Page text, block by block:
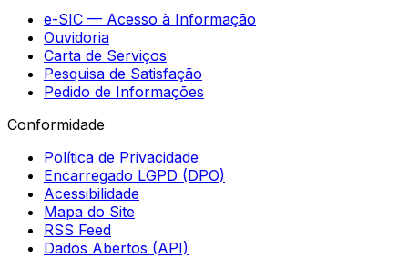
e-SIC — Acesso à Informação
Ouvidoria
Carta de Serviços
Pesquisa de Satisfação
Pedido de Informações
Conformidade
Política de Privacidade
Encarregado LGPD (DPO)
Acessibilidade
Mapa do Site
RSS Feed
Dados Abertos (API)